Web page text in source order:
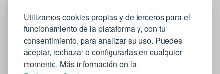
Utilizamos cookies propias y de terceros para el
funcionamiento de la plataforma y, con tu
consentimiento, para analizar su uso. Puedes
aceptar, rechazar o configurarlas en cualquier
momento. Más información en la
WEB
Vender libros
Mi cuenta
Comprar libros